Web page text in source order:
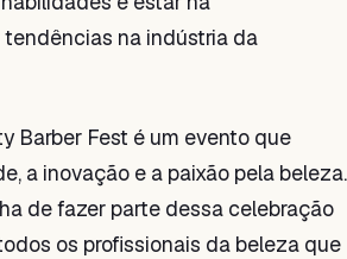
na indústria da
Barber Fest é um evento que
a inovação e a paixão pela beleza.
de fazer parte dessa celebração
os profissionais da beleza que